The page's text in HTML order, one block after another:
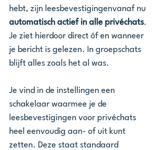
hebt, zijn leesbevestigingenvanaf nu
automatisch actief in alle privéchats.
Je ziet hierdoor direct óf en wanneer
je bericht is gelezen. In groepschats
blijft alles zoals het al was.
Je vind in de instellingen een
schakelaar waarmee je de
leesbevestigingen voor privéchats
heel eenvoudig aan- of uit kunt
zetten. Deze staat standaard